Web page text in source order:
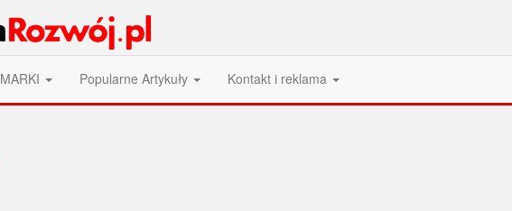
MARKI Popularne Artykuły Kontakt i reklama